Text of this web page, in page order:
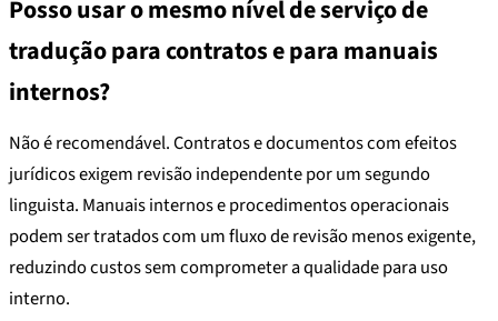
Posso usar o mesmo nível de serviço de
tradução para contratos e para manuais
internos?
Não é recomendável. Contratos e documentos com efeitos
jurídicos exigem revisão independente por um segundo
linguista. Manuais internos e procedimentos operacionais
podem ser tratados com um fluxo de revisão menos exigente,
reduzindo custos sem comprometer a qualidade para uso
interno.